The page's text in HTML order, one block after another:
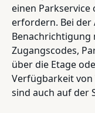
einen
erfordern. Bei
Zugangscodes,
über die Etage
Verfügbarkeit
sind auch auf der